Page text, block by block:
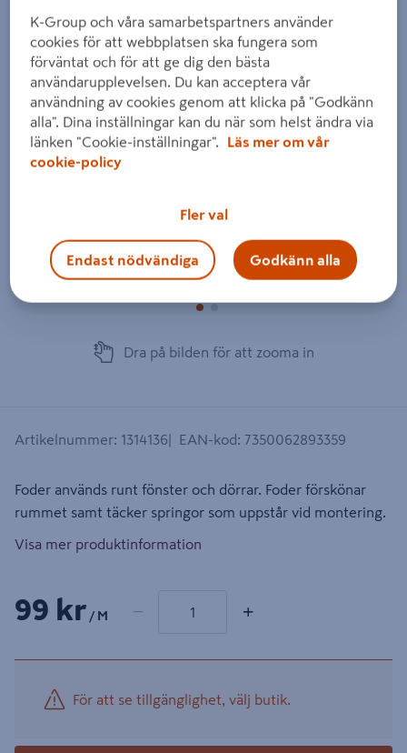
Föregående
Dra på bilden för att zooma in
Artikelnummer: 1314136 EAN-kod: 7350062893359
Foder används runt fönster och dörrar. Foder förskönar
rummet samt täcker springor som uppstår vid montering.
Visa mer produktinformation
99 kr / M − +
För att se tillgänglighet, välj butik.
K-Group och våra samarbetspartners använder
cookies för att webbplatsen ska fungera som
förväntat och för att ge dig den bästa
användarupplevelsen. Du kan acceptera vår
användning av cookies genom att klicka på "Godkänn
alla". Dina inställningar kan du när som helst ändra via
länken "Cookie-inställningar".
Läs mer om vår
cookie-policy
Fler val
Endast nödvändiga Godkänn alla